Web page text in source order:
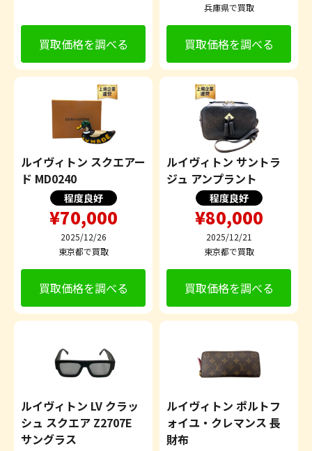
買取価格を調べる
兵庫県で買取
買取価格を調べる
ルイヴィトン スクエアー
ド MD0240
程度良好
¥70,000
2025/12/26
東京都で買取
買取価格を調べる
ルイヴィトン サントラ
ジュ アンプラント
程度良好
¥80,000
2025/12/21
東京都で買取
買取価格を調べる
ルイヴィトン LV クラッ
シュ スクエア Z2707E
サングラス
ルイヴィトン ポルトフ
ォイユ・クレマンス 長
財布